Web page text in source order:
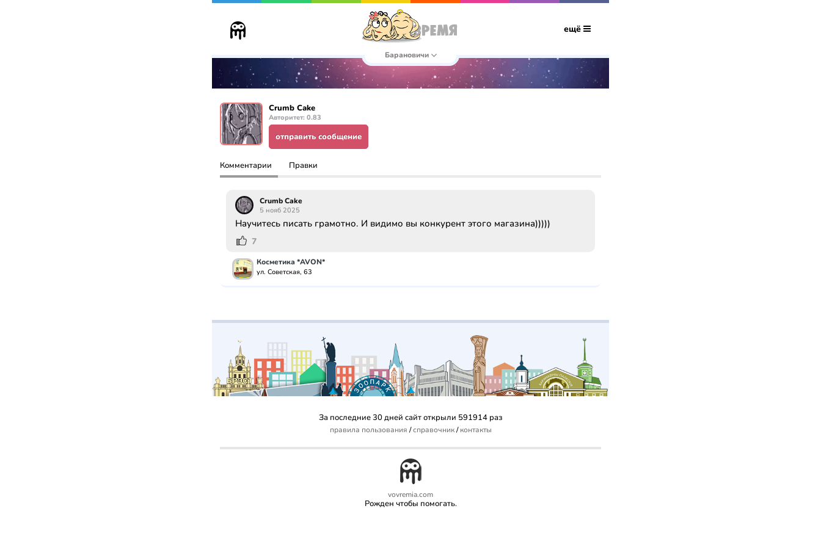
ещё
Барановичи
Crumb Cake
Авторитет: 0.83
отправить сообщение
Комментарии Правки
Crumb Cake
5 нояб 2025
Научитесь писать грамотно. И видимо вы конкурент этого магазина)))))
7
Косметика *AVON*
ул. Советская, 63
За последние 30 дней сайт открыли 591914 раз
правила пользования /справочник/контакты
vovremia.com
Рожден чтобы помогать.